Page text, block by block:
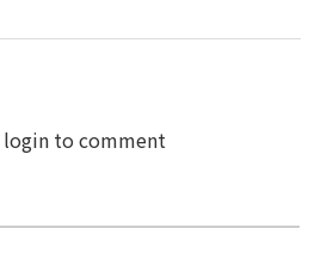
login to comment